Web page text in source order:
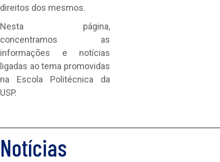
direitos dos mesmos.
Nesta página,
concentramos as
informações e notícias
ligadas ao tema promovidas
na Escola Politécnica da
USP.
Notícias